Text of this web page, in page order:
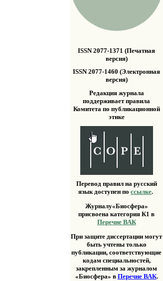
ISSN 2077-1371 (Печатная
версия)
ISSN 2077-1460 (Электронная
версия)
Редакция журнала
поддерживает правила
Комитета по публикационной
этике
Перевод правил на русский
язык доступен поссылке.
Журналу«Биосфера»
присвоена категория К1 в
Перечне ВАК
При защите диссертации могут
быть учтены только
публикации, соответствующие
кодам специальностей,
закрепленным за журналом
«Биосфера» в Перечне ВАК.